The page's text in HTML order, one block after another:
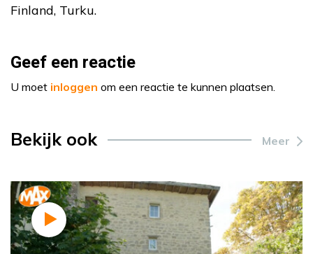
Finland, Turku.
Geef een reactie
U moet inloggen om een reactie te kunnen plaatsen.
Bekijk ook Meer